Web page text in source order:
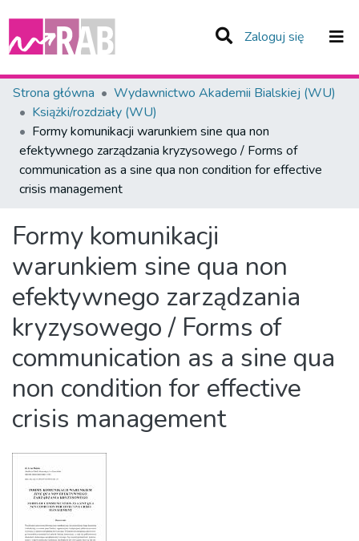
Zaloguj się (current)
Zespoły i Kolekcje
Statystyka
Całe Repozytorium
Strona główna
Wydawnictwo Akademii Bialskiej (WU)
Książki/rozdziały (WU)
Formy komunikacji warunkiem sine qua non
efektywnego zarządzania kryzysowego / Forms of
communication as a sine qua non condition for effective
crisis management
Formy komunikacji
warunkiem sine qua non
efektywnego zarządzania
kryzysowego / Forms of
communication as a sine qua
non condition for effective
crisis management